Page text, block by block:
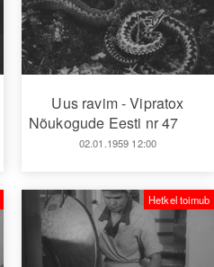
Uus ravim - Vipratox
Nõukogude Eesti nr 47
02.01.1959 12:00
Hetkel toimub